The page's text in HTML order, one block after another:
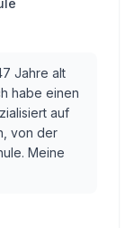
Jahre alt
habe einen
auf
von der
Meine